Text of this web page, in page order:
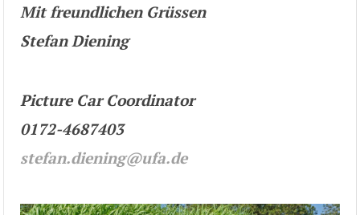
Mit freundlichen Grüssen
Stefan Diening
Picture Car Coordinator
0172-4687403
stefan.diening@ufa.de